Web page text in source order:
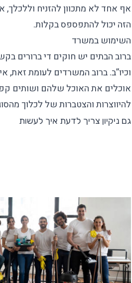
אף אחד לא מתכוון להזניח
הזה יכול להתפספס בקלות.
השימוש במשרד
ברוב הבתים יש חוקים די ברורים
וכיו”ב. ברוב המשרדים לעומת זאת,
אוכלים את האוכל שלהם ושותים
להיווצרות והצטברות של לכלוך
גם ניקיון צריך לדעת איך לעשות